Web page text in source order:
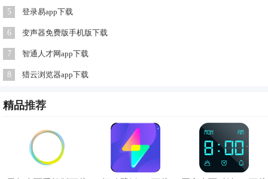
2、识别记录：自动保存识别记录，便捷查看了解植物，备份
植物新知。
合广大对花草植物感兴趣的人士。
4、快速识别1秒给出答案
5、专为植物爱好者制作的手机识花草软件，基于人工智能的
5 登录易app下载
6 变声器免费版手机版下载
7 智通人才网app下载
8 猎云浏览器app下载
精品推荐